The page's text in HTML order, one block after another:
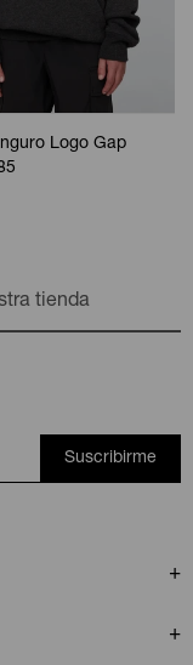
Logo Gap
tienda
Suscribirme